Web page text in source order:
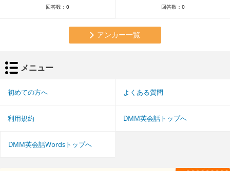
回答数： 0 回答数： 0
アンカー一覧
メニュー
初めての方へ よくある質問
利用規約 DMM英会話トップへ
DMM英会話Wordsトップへ